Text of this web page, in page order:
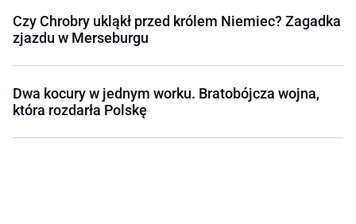
Czy Chrobry ukląkł przed królem Niemiec? Zagadka
zjazdu w Merseburgu
Dwa kocury w jednym worku. Bratobójcza wojna,
która rozdarła Polskę